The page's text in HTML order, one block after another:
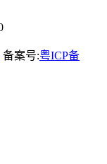
备案号:粤ICP备